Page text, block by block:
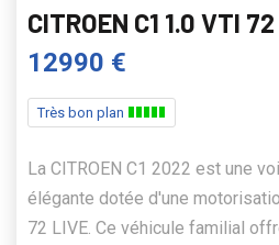
CITROEN C1 1.0 VTI
12990 €
Très bon plan
La CITROEN C1 2022 est une
élégante dotée d'une
72 LIVE. Ce véhicule familial